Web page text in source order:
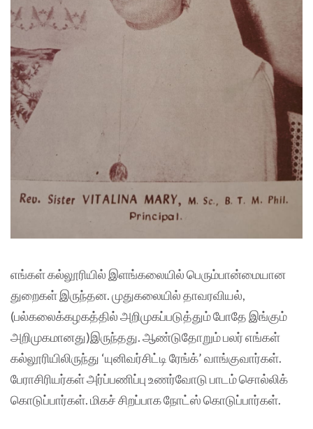
எங்கள் கல்லூரியில் இளங்கலையில் பெரும்பான்மையான
துறைகள் இருந்தன. முதுகலையில் தாவரவியல்,
(பல்கலைக்கழகத்தில் அறிமுகப்படுத்தும் போதே இங்கும்
அறிமுகமானது)இருந்தது. ஆண்டுதோறும் பலர் எங்கள்
கல்லூரியிலிருந்து ‘யுனிவர்சிட்டி ரேங்க்’ வாங்குவார்கள்.
பேராசிரியர்கள் அர்ப்பணிப்பு உணர்வோடு பாடம் சொல்லிக்
கொடுப்பார்கள். மிகச் சிறப்பாக நோட்ஸ் கொடுப்பார்கள்.